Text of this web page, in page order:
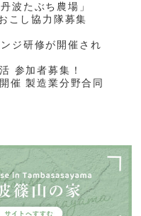
波たぶち農場」
こし協力隊募集
ジ研修が開催され
参加者募集！
催 製造業分野合同